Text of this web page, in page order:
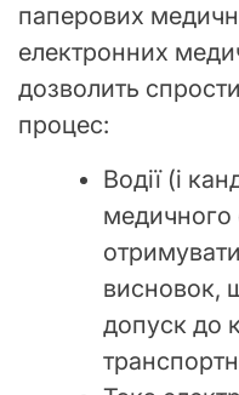
паперових
електронних
дозволить
процес:
Водії (і
медичного
висновок,
допуск до